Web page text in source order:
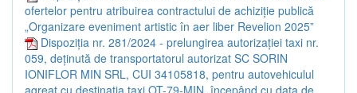
ofertelor pentru atribuirea contractului de achiziție publică
„Organizare eveniment artistic în aer liber Revelion 2025”
Dispoziția nr. 281/2024 - prelungirea autorizației taxi nr.
059, deținută de transportatorul autorizat SC SORIN
IONIFLOR MIN SRL, CUI 34105818, pentru autovehiculul